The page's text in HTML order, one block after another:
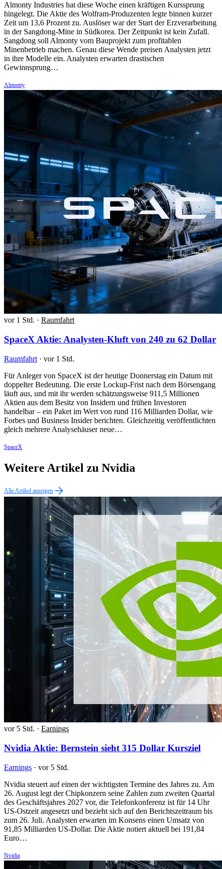
Almonty Industries hat diese Woche einen kräftigen Kurssprung
hingelegt. Die Aktie des Wolfram-Produzenten legte binnen kurzer
Zeit um 13,6 Prozent zu. Auslöser war der Start der Erzverarbeitung
in der Sangdong-Mine in Südkorea. Der Zeitpunkt ist kein Zufall.
Sangdong soll Almonty vom Bauprojekt zum profitablen
Minenbetrieb machen. Genau diese Wende preisen Analysten jetzt
in ihre Modelle ein. Analysten erwarten drastischen
Gewinnsprung…
Almonty
vor 1 Std. · Raumfahrt
SpaceX Aktie: Analysten-Kluft von 240 zu 62 Dollar
Raumfahrt · vor 1 Std.
Für Anleger von SpaceX ist der heutige Donnerstag ein Datum mit
doppelter Bedeutung. Die erste Lockup-Frist nach dem Börsengang
läuft aus, und mit ihr werden schätzungsweise 911,5 Millionen
Aktien aus dem Besitz von Insidern und frühen Investoren
handelbar – ein Paket im Wert von rund 116 Milliarden Dollar, wie
Forbes und Business Insider berichten. Gleichzeitig veröffentlichten
gleich mehrere Analysehäuser neue…
SpaceX
Weitere Artikel zu Nvidia
Alle Artikel anzeigen
vor 5 Std. · Earnings
Nvidia Aktie: Bernstein sieht 315 Dollar Kursziel
Earnings · vor 5 Std.
Nvidia steuert auf einen der wichtigsten Termine des Jahres zu. Am
26. August legt der Chipkonzern seine Zahlen zum zweiten Quartal
des Geschäftsjahres 2027 vor, die Telefonkonferenz ist für 14 Uhr
US-Ostzeit angesetzt und bezieht sich auf den Berichtszeitraum bis
zum 26. Juli. Analysten erwarten im Konsens einen Umsatz von
91,85 Milliarden US-Dollar. Die Aktie notiert aktuell bei 191,84
Euro…
Nvidia